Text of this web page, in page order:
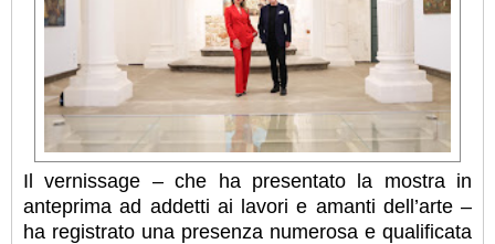
Il vernissage – che ha presentato la mostra in
anteprima ad addetti ai lavori e amanti dell’arte –
ha registrato una presenza numerosa e qualificata